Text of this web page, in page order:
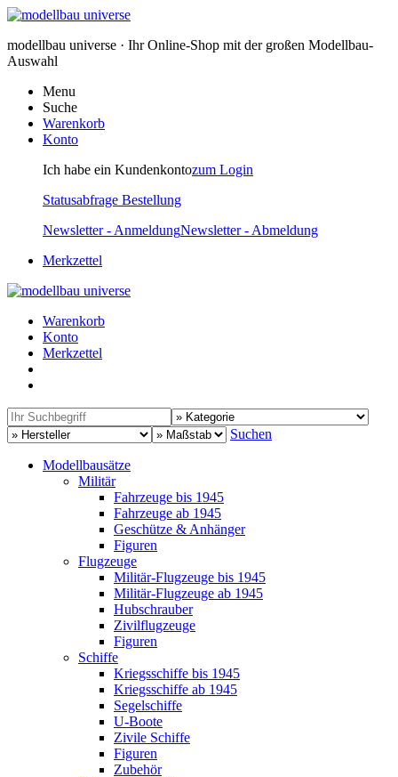
modellbau universe · Ihr Online-Shop mit der großen Modellbau-
Auswahl
Menu
Suche
Warenkorb
Konto
Ich habe ein Kundenkontozum Login
Statusabfrage Bestellung
Newsletter - AnmeldungNewsletter - Abmeldung
Merkzettel
Warenkorb
Konto
Merkzettel
Suchen
Modellbausätze
Militär
Fahrzeuge bis 1945
Fahrzeuge ab 1945
Geschütze & Anhänger
Figuren
Flugzeuge
Militär-Flugzeuge bis 1945
Militär-Flugzeuge ab 1945
Hubschrauber
Zivilflugzeuge
Figuren
Schiffe
Kriegsschiffe bis 1945
Kriegsschiffe ab 1945
Segelschiffe
U-Boote
Zivile Schiffe
Figuren
Zubehör